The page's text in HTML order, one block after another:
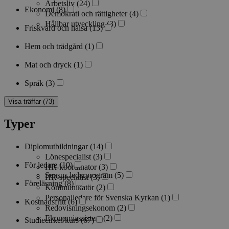
Arbetsliv (24)
Demokrati och rättigheter (4)
Hållbar utveckling (3)
Ekonomi (8)
Friskvård och hälsa (13)
Hem och trädgård (1)
Mat och dryck (1)
Språk (3)
Visa träffar (73)
Typer
Diplomutbildningar (14)
Lönespecialist (3)
HR-koordinator (3)
HR-specialist (3)
Kommunikatör (2)
Personalledare för Svenska Kyrkan (1)
Redovisningsekonom (2)
Ekonomiassistent (2)
För ledare (10)
Sensus ledarprogram (5)
Föreläsning (8)
Kostnadsfritt (6)
Studiecirkel/kurs (67)